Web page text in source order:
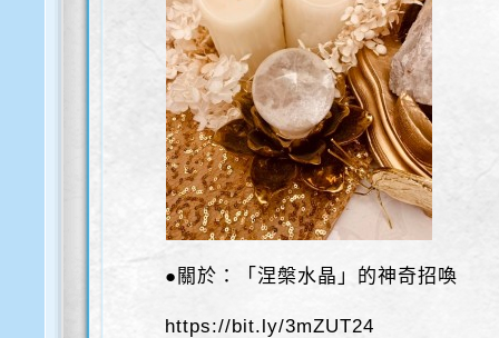
●關於：「涅槃水晶」的神奇招喚
https://bit.ly/3mZUT24